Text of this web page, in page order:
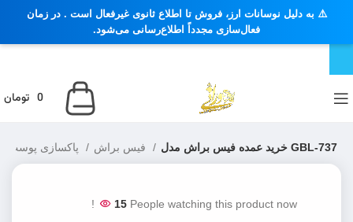
0 تومان
خرید عمده فیس براش مدل GBL-737
15 People watching this product now!
⚠️ به دلیل نوسانات ارز، فروش تا اطلاع ثانوی غیرفعال است . در زمان
فعال‌سازی مجدداً اطلاع‌رسانی می‌شود.